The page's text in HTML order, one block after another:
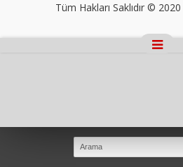
Tüm Hakları Saklıdır © 2020